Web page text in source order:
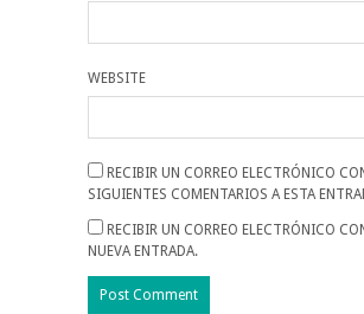
WEBSITE
RECIBIR UN CORREO ELECTRÓNICO
SIGUIENTES COMENTARIOS A ESTA
RECIBIR UN CORREO ELECTRÓNICO
NUEVA ENTRADA.